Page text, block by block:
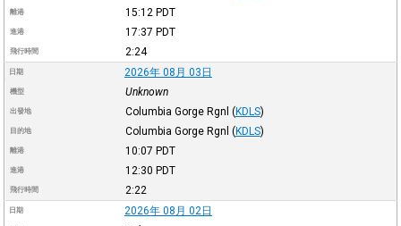
離港 15:12 PDT
進港 17:37 PDT
飛行時間 2:24
日期 2026年 08月 03日
機型 Unknown
出發地 Columbia Gorge Rgnl (KDLS)
目的地 Columbia Gorge Rgnl (KDLS)
離港 10:07 PDT
進港 12:30 PDT
飛行時間 2:22
日期 2026年 08月 02日